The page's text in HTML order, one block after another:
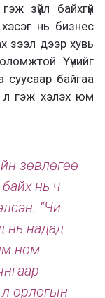
зүйл байхгүй
нь бизнес
зээл дээр хувь
Үүнийг
байгаа
л гэж хэлэх юм
зөвлөгөө
нь ч
“Чи
нь надад
ном
л орлогын